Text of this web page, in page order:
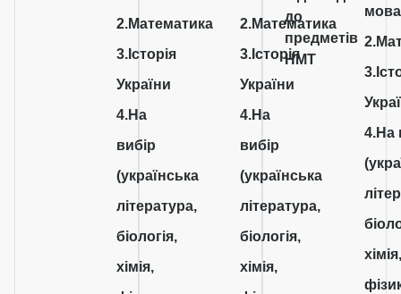
2.Математика
3.Історія
України
4.На
вибір
(українська
література,
біологія,
хімія,
2.Математика
3.Історія
України
4.На
вибір
(українська
література,
біологія,
хімія,
до
предметів
НМТ
мова
4.На